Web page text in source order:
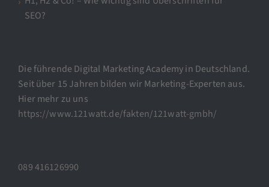
SEO?
Die führende Digital Marketing Academy in Deutschland.
Seit über 15 Jahren bilden wir Marketing-Experten aus.
Hier mehr zu uns
https://www.121watt.de/fakten/121watt-gmbh/
089 416126990